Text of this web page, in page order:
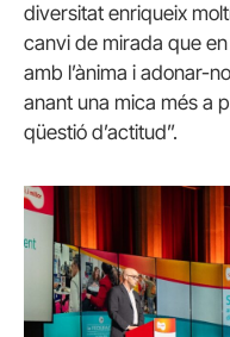
diversitat enriqueix
canvi de mirada que
amb l’ànima i adonar-
anant una mica més a
qüestió d’actitud”.